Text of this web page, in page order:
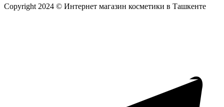
Copyright 2024 © Интернет магазин косметики в Ташкенте